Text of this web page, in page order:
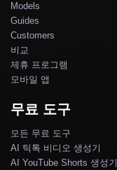
Models
Guides
Customers
비교
제휴 프로그램
모바일 앱
무료 도구
모든 무료 도구
AI 틱톡 비디오 생성기
AI YouTube Shorts 생성기